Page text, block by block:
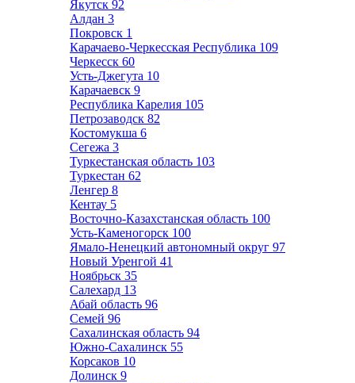
Якутск 92
Алдан 3
Покровск 1
Карачаево-Черкесская Республика 109
Черкесск 60
Усть-Джегута 10
Карачаевск 9
Республика Карелия 105
Петрозаводск 82
Костомукша 6
Сегежа 3
Туркестанская область 103
Туркестан 62
Ленгер 8
Кентау 5
Восточно-Казахстанская область 100
Усть-Каменогорск 100
Ямало-Ненецкий автономный округ 97
Новый Уренгой 41
Ноябрьск 35
Салехард 13
Абай область 96
Семей 96
Сахалинская область 94
Южно-Сахалинск 55
Корсаков 10
Долинск 9